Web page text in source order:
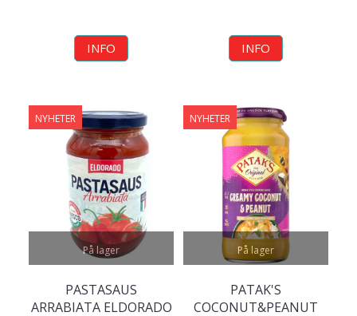
INFO INFO
På lager
NYHETER
PASTASAUS
ARRABIATA ELDORADO
På lager
NYHETER
PATAK'S
COCONUT&PEANUT